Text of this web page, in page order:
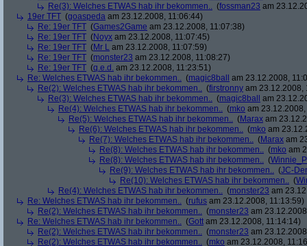
Re(3): Welches ETWAS hab ihr bekommen.. (fossman23 am
19er TFT (goaspeda am 23.12.2008, 11:06:44)
Re: 19er TFT (Games2Game am 23.12.2008, 11:07:38)
Re: 19er TFT (Noyx am 23.12.2008, 11:07:45)
Re: 19er TFT (Mr L am 23.12.2008, 11:07:59)
Re: 19er TFT (monster23 am 23.12.2008, 11:08:27)
Re: 19er TFT (q.e.d. am 23.12.2008, 11:23:51)
Re: Welches ETWAS hab ihr bekommen.. (magic8ball
am 23.12.2008,
Re(2): Welches ETWAS hab ihr bekommen.. (firstronny am 23.12.2008,
Re(3): Welches ETWAS hab ihr bekommen.. (magic8ball
am
Re(4): Welches ETWAS hab ihr bekommen.. (mko am
Re(5): Welches ETWAS hab ihr bekommen.. (Marax am
Re(6): Welches ETWAS hab ihr bekommen.. (mko am
Re(7): Welches ETWAS hab ihr bekommen.. (Marax am
Re(8): Welches ETWAS hab ihr bekommen.. (mko am
Re(8): Welches ETWAS hab ihr bekommen.. (
Re(9): Welches ETWAS hab ihr bekommen.. (JC-
Re(10): Welches ETWAS hab ihr bekommen.. (
Re(4): Welches ETWAS hab ihr bekommen.. (monster23 am
Re: Welches ETWAS hab ihr bekommen.. (rufus am 23.12.2008, 11:13:59)
Re(2): Welches ETWAS hab ihr bekommen.. (monster23 am
Re: Welches ETWAS hab ihr bekommen.. (Gott am 23.12.2008, 11:14:14)
Re(2): Welches ETWAS hab ihr bekommen.. (monster23 am
Re(2): Welches ETWAS hab ihr bekommen.. (mko am 23.12.2008,